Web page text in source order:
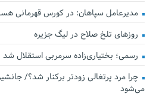
مدیرعامل سپاهان: در کورس قهرمانی
روزهای تلخ صلاح در لیگ جزیره
رسمی؛ بختیاری‌زاده سرمربی استقلال شد
چرا مرد پرتغالی زودتر برکنار شد؟/
می‌شود